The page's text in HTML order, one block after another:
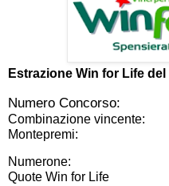
Estrazione Win for Life del
Numero Concorso:
Combinazione vincente:
Montepremi:
Numerone:
Quote Win for Life